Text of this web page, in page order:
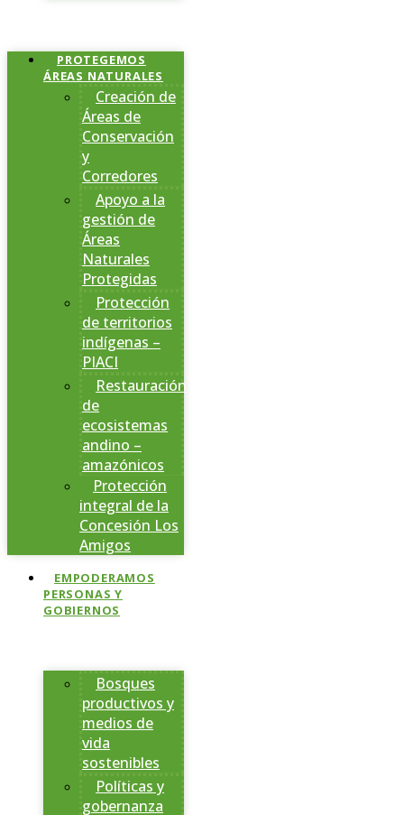
PROTEGEMOS
ÁREAS NATURALES
Creación de
Áreas de
Conservación
y
Corredores
Apoyo a la
gestión de
Áreas
Naturales
Protegidas
Protección
de territorios
indígenas –
PIACI
Restauración
de
ecosistemas
andino –
amazónicos
Protección
integral de la
Concesión Los
Amigos
EMPODERAMOS
PERSONAS Y
GOBIERNOS
Bosques
productivos y
medios de
vida
sostenibles
Políticas y
gobernanza